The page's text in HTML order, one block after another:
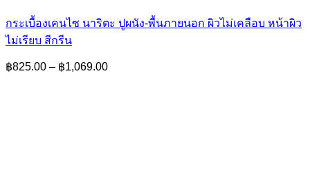
กระเบื้องเคนไซ นาริตะ ปูผนัง-พื้นภายนอก ผิวไม่เคลือบ หน้าผิว
ไม่เรียบ สีกรีน
฿825.00 – ฿1,069.00Price